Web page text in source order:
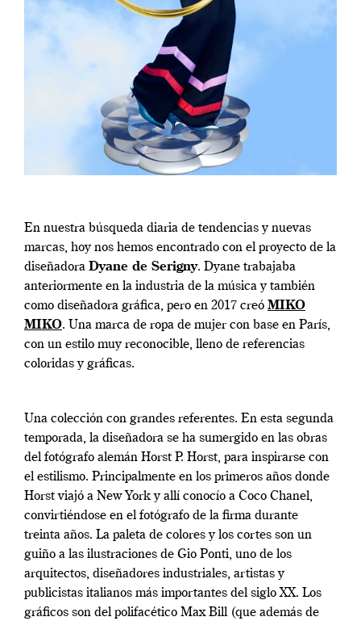
En nuestra búsqueda diaria de tendencias y nuevas
marcas, hoy nos hemos encontrado con el proyecto de la
diseñadora Dyane de Serigny. Dyane trabajaba
anteriormente en la industria de la música y también
como diseñadora gráfica, pero en 2017 creó MIKO
MIKO. Una marca de ropa de mujer con base en París,
con un estilo muy reconocible, lleno de referencias
coloridas y gráficas.
Una colección con grandes referentes. En esta segunda
temporada, la diseñadora se ha sumergido en las obras
del fotógrafo alemán Horst P. Horst, para inspirarse con
el estilismo. Principalmente en los primeros años donde
Horst viajó a New York y allí conocío a Coco Chanel,
convirtiéndose en el fotógrafo de la firma durante
treinta años. La paleta de colores y los cortes son un
guiño a las ilustraciones de Gio Ponti, uno de los
arquitectos, diseñadores industriales, artistas y
publicistas italianos más importantes del siglo XX. Los
gráficos son del polifacético Max Bill (que además de